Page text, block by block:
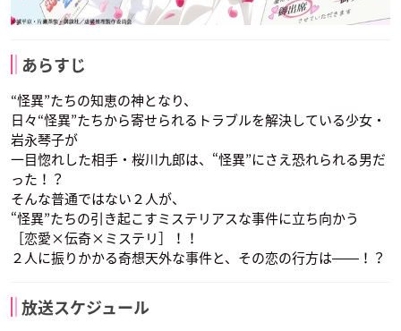
あらすじ
“怪異”たちの知恵の神となり、
日々“怪異”たちから寄せられるトラブルを解決している少女・
岩永琴子が
一目惚れした相手・桜川九郎は、“怪異”にさえ恐れられる男だ
った！？
そんな普通ではない２人が、
“怪異”たちの引き起こすミステリアスな事件に立ち向かう
［恋愛×伝奇×ミステリ］！！
２人に振りかかる奇想天外な事件と、その恋の行方は――！？
放送スケジュール